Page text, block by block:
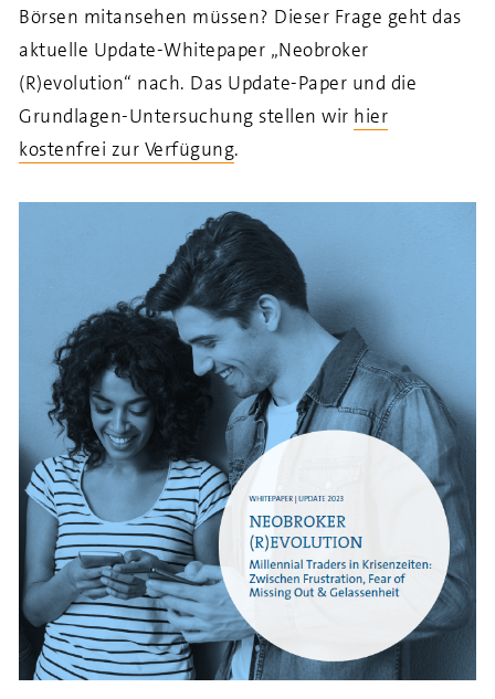
Börsen mitansehen müssen? Dieser Frage geht das
aktuelle Update-Whitepaper „Neobroker
(R)evolution“ nach. Das Update-Paper und die
Grundlagen-Untersuchung stellen wir hier
kostenfrei zur Verfügung.